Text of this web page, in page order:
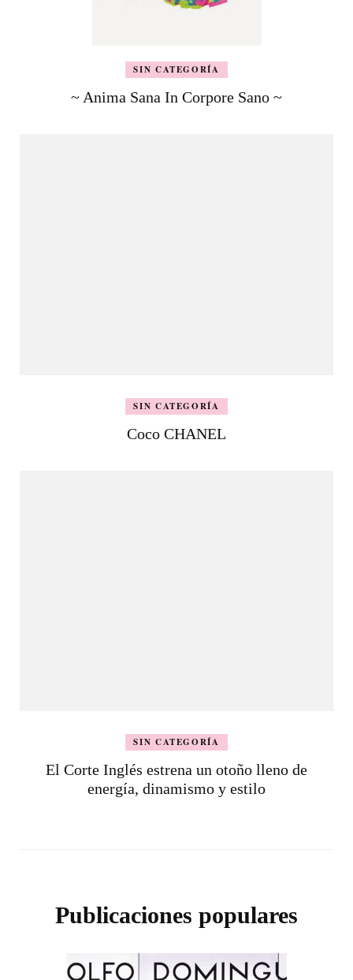
SIN CATEGORÍA
~ Anima Sana In Corpore Sano ~
SIN CATEGORÍA
Coco CHANEL
SIN CATEGORÍA
El Corte Inglés estrena un otoño lleno de
energía, dinamismo y estilo
Publicaciones populares